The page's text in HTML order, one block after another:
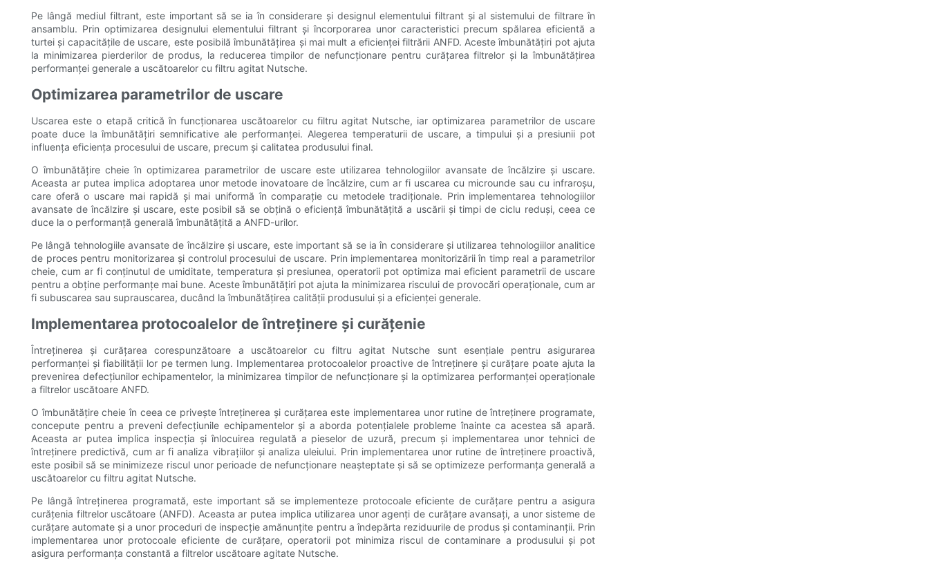
Pe lângă mediul filtrant, este important să se ia în considerare și designul elementului filtrant și al sistemului de filtrare în
ansamblu. Prin optimizarea designului elementului filtrant și încorporarea unor caracteristici precum spălarea eficientă a
turtei și capacitățile de uscare, este posibilă îmbunătățirea și mai mult a eficienței filtrării ANFD. Aceste îmbunătățiri pot ajuta
la minimizarea pierderilor de produs, la reducerea timpilor de nefuncționare pentru curățarea filtrelor și la îmbunătățirea
performanței generale a uscătoarelor cu filtru agitat Nutsche.
Optimizarea parametrilor de uscare
Uscarea este o etapă critică în funcționarea uscătoarelor cu filtru agitat Nutsche, iar optimizarea parametrilor de uscare
poate duce la îmbunătățiri semnificative ale performanței. Alegerea temperaturii de uscare, a timpului și a presiunii pot
influența eficiența procesului de uscare, precum și calitatea produsului final.
O îmbunătățire cheie în optimizarea parametrilor de uscare este utilizarea tehnologiilor avansate de încălzire și uscare.
Aceasta ar putea implica adoptarea unor metode inovatoare de încălzire, cum ar fi uscarea cu microunde sau cu infraroșu,
care oferă o uscare mai rapidă și mai uniformă în comparație cu metodele tradiționale. Prin implementarea tehnologiilor
avansate de încălzire și uscare, este posibil să se obțină o eficiență îmbunătățită a uscării și timpi de ciclu reduși, ceea ce
duce la o performanță generală îmbunătățită a ANFD-urilor.
Pe lângă tehnologiile avansate de încălzire și uscare, este important să se ia în considerare și utilizarea tehnologiilor analitice
de proces pentru monitorizarea și controlul procesului de uscare. Prin implementarea monitorizării în timp real a parametrilor
cheie, cum ar fi conținutul de umiditate, temperatura și presiunea, operatorii pot optimiza mai eficient parametrii de uscare
pentru a obține performanțe mai bune. Aceste îmbunătățiri pot ajuta la minimizarea riscului de provocări operaționale, cum ar
fi subuscarea sau suprauscarea, ducând la îmbunătățirea calității produsului și a eficienței generale.
Implementarea protocoalelor de întreținere și curățenie
Întreținerea și curățarea corespunzătoare a uscătoarelor cu filtru agitat Nutsche sunt esențiale pentru asigurarea
performanței și fiabilității lor pe termen lung. Implementarea protocoalelor proactive de întreținere și curățare poate ajuta la
prevenirea defecțiunilor echipamentelor, la minimizarea timpilor de nefuncționare și la optimizarea performanței operaționale
a filtrelor uscătoare ANFD.
O îmbunătățire cheie în ceea ce privește întreținerea și curățarea este implementarea unor rutine de întreținere programate,
concepute pentru a preveni defecțiunile echipamentelor și a aborda potențialele probleme înainte ca acestea să apară.
Aceasta ar putea implica inspecția și înlocuirea regulată a pieselor de uzură, precum și implementarea unor tehnici de
întreținere predictivă, cum ar fi analiza vibrațiilor și analiza uleiului. Prin implementarea unor rutine de întreținere proactivă,
este posibil să se minimizeze riscul unor perioade de nefuncționare neașteptate și să se optimizeze performanța generală a
uscătoarelor cu filtru agitat Nutsche.
Pe lângă întreținerea programată, este important să se implementeze protocoale eficiente de curățare pentru a asigura
curățenia filtrelor uscătoare (ANFD). Aceasta ar putea implica utilizarea unor agenți de curățare avansați, a unor sisteme de
curățare automate și a unor proceduri de inspecție amănunțite pentru a îndepărta reziduurile de produs și contaminanții. Prin
implementarea unor protocoale eficiente de curățare, operatorii pot minimiza riscul de contaminare a produsului și pot
asigura performanța constantă a filtrelor uscătoare agitate Nutsche.